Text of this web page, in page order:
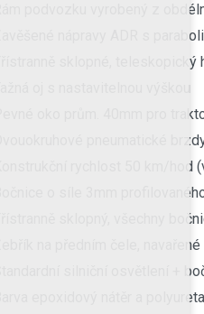
Rám podvozku vyrobený z
Zavěšené nápravy ADR s
Třístranně sklopné,
Pevné oko prům. 40mm pro
Dvouokruhové pneumatické
Konstrukční rychlost 50 km/hod
Bočnice o síle 3mm
Třístranně sklopný, všechny
Žebřík na předním čele,
Standardní silniční osvětlení +
Barva epoxidový nátěr a